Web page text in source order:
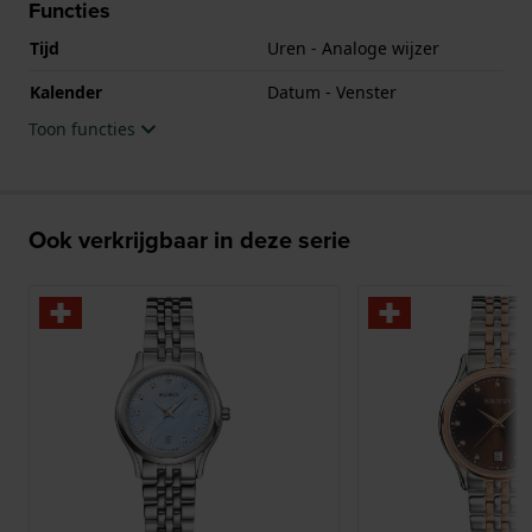
Functies
Tijd
Uren - Analoge wijzer
Kalender
Datum - Venster
Toon functies
Ook verkrijgbaar in deze serie